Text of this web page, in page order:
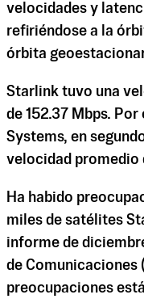
velocidades y
refiriéndose a la
órbita
Starlink tuvo una
de 152.37 Mbps.
Systems, en
velocidad promedio
Ha habido
miles de satélites
informe de
de Comunicaciones
preocupaciones